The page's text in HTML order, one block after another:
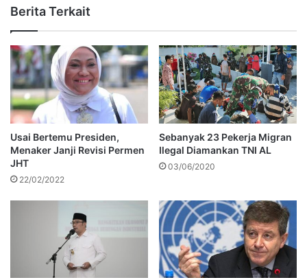
Berita Terkait
Usai Bertemu Presiden,
Menaker Janji Revisi Permen
JHT
22/02/2022
Sebanyak 23 Pekerja Migran
Ilegal Diamankan TNI AL
03/06/2020